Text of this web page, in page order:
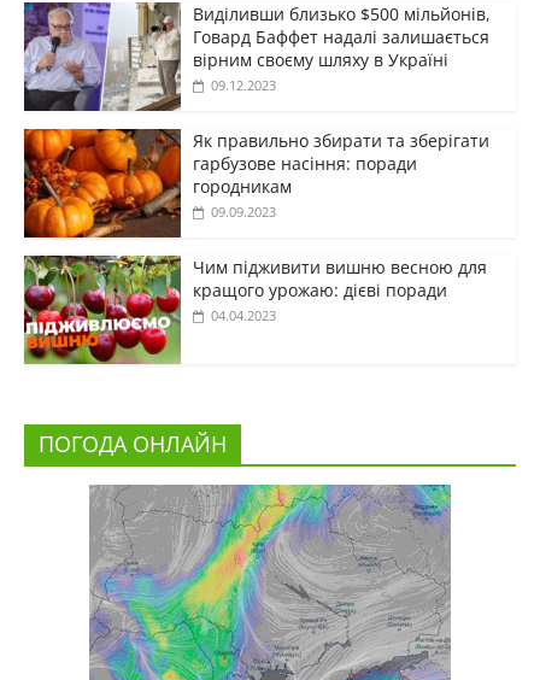
Виділивши близько $500 мільйонів,
Говард Баффет надалі залишається
вірним своєму шляху в Україні
09.12.2023
Як правильно збирати та зберігати
гарбузове насіння: поради
городникам
09.09.2023
Чим підживити вишню весною для
кращого урожаю: дієві поради
04.04.2023
ПОГОДА ОНЛАЙН